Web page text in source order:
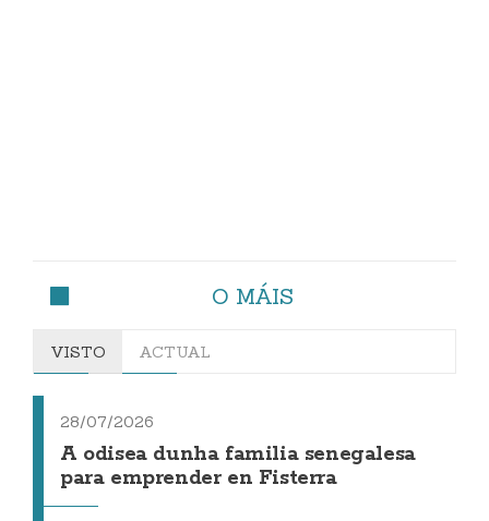
O MÁIS
VISTO ACTUAL
28/07/2026
A odisea dunha familia senegalesa
para emprender en Fisterra